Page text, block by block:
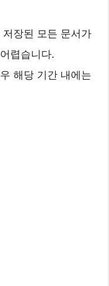
장된 모든 문서가
렵습니다.
해당 기간 내에는